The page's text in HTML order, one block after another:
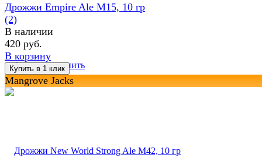
избранное сравнить
Дрожжи Empire Ale M15, 10 гр
(2)
В наличии
420 руб.
В корзину
Mangrove Jacks